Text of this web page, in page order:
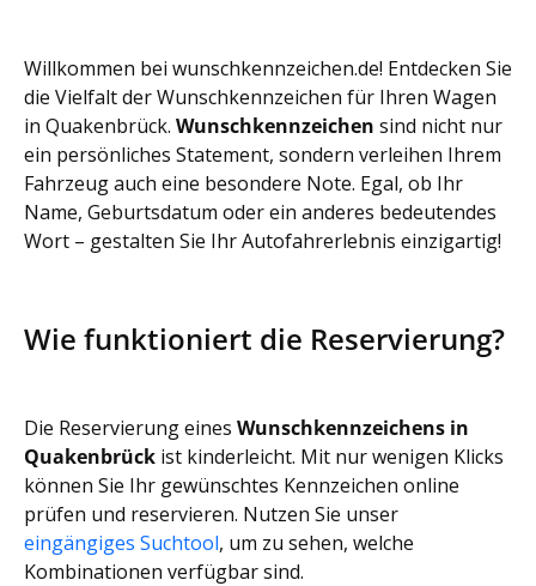
Willkommen bei wunschkennzeichen.de! Entdecken Sie
die Vielfalt der Wunschkennzeichen für Ihren Wagen
in Quakenbrück. Wunschkennzeichen sind nicht nur
ein persönliches Statement, sondern verleihen Ihrem
Fahrzeug auch eine besondere Note. Egal, ob Ihr
Name, Geburtsdatum oder ein anderes bedeutendes
Wort – gestalten Sie Ihr Autofahrerlebnis einzigartig!
Wie funktioniert die Reservierung?
Die Reservierung eines Wunschkennzeichens in
Quakenbrück ist kinderleicht. Mit nur wenigen Klicks
können Sie Ihr gewünschtes Kennzeichen online
prüfen und reservieren. Nutzen Sie unser
eingängiges Suchtool, um zu sehen, welche
Kombinationen verfügbar sind.